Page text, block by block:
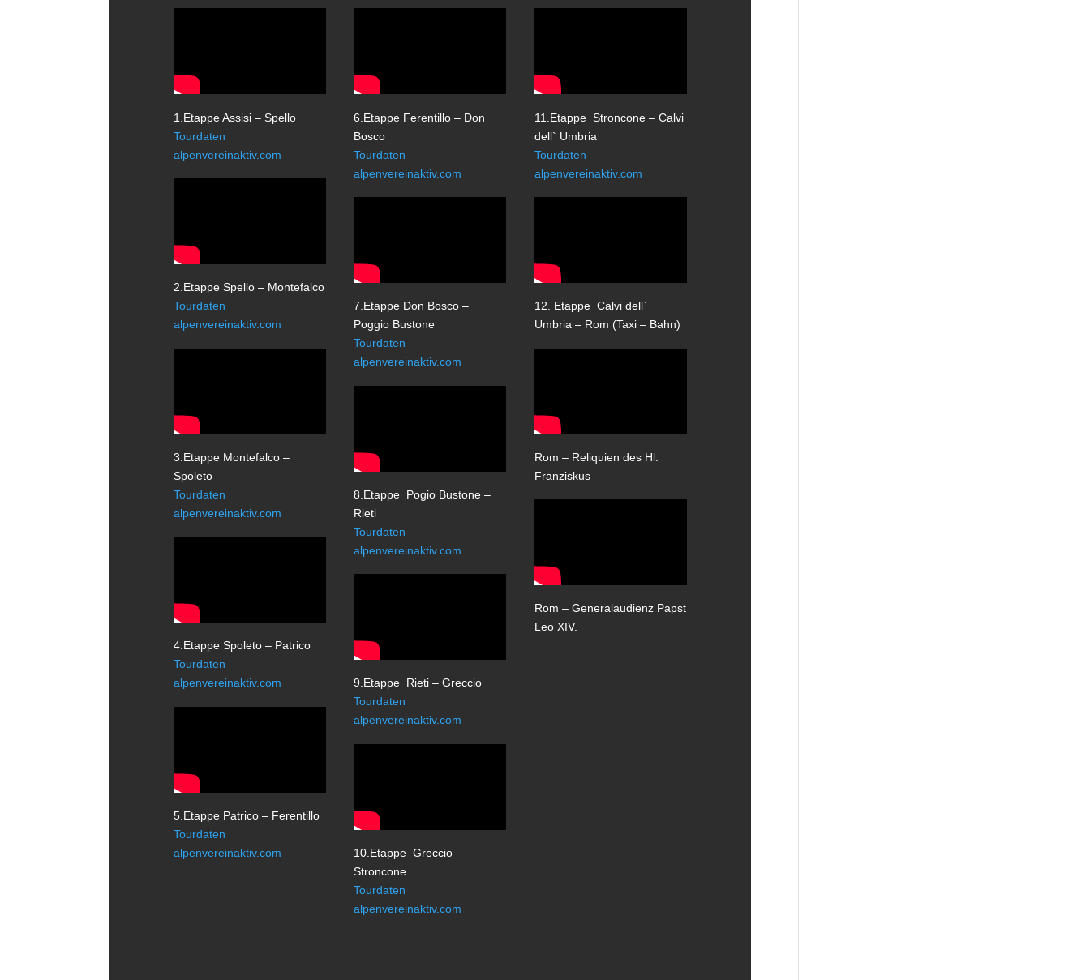
1.Etappe Assisi – Spello
Tourdaten
alpenvereinaktiv.com
2.Etappe Spello – Montefalco
Tourdaten
alpenvereinaktiv.com
3.Etappe Montefalco –
Spoleto
Tourdaten
alpenvereinaktiv.com
4.Etappe Spoleto – Patrico
Tourdaten
alpenvereinaktiv.com
5.Etappe Patrico – Ferentillo
Tourdaten
alpenvereinaktiv.com
6.Etappe Ferentillo – Don
Bosco
Tourdaten
alpenvereinaktiv.com
7.Etappe Don Bosco –
Poggio Bustone
Tourdaten
alpenvereinaktiv.com
8.Etappe Pogio Bustone –
Rieti
Tourdaten
alpenvereinaktiv.com
9.Etappe Rieti – Greccio
Tourdaten
alpenvereinaktiv.com
10.Etappe Greccio –
Stroncone
Tourdaten
alpenvereinaktiv.com
11.Etappe Stroncone – Calvi
dell` Umbria
Tourdaten
alpenvereinaktiv.com
12. Etappe Calvi dell`
Umbria – Rom (Taxi – Bahn)
Rom – Reliquien des Hl.
Franziskus
Rom – Generalaudienz Papst
Leo XIV.